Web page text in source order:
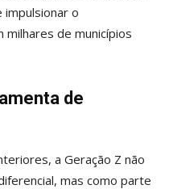
o
de municípios
de
a Geração Z não
mas como parte